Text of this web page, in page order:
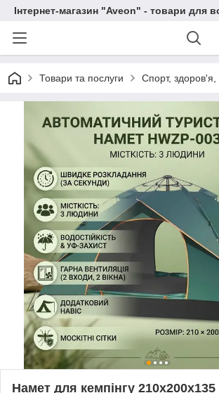
Інтернет-магазин "Aveon" - товари для
Товари та послуги Спорт, здоров'я,
Намет для кемпінгу